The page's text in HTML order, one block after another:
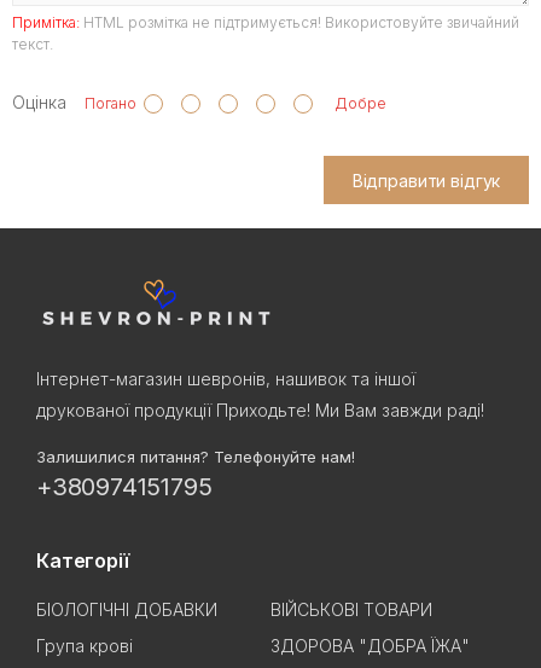
Примітка: HTML розмітка не підтримується! Використовуйте звичайний
текст.
Оцінка Погано Добре
Відправити відгук
Інтернет-магазин шевронів, нашивок та іншої
друкованої продукції Приходьте! Ми Вам завжди раді!
Залишилися питання? Телефонуйте нам!
+380974151795
Категорії
БІОЛОГІЧНІ ДОБАВКИ
ВІЙСЬКОВІ ТОВАРИ
Група крові
ЗДОРОВА "ДОБРА ЇЖА"